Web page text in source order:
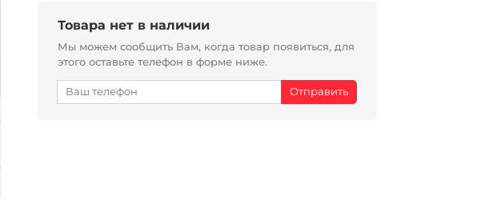
Товара нет в наличии
Мы можем сообщить Вам, когда товар появиться, для
этого оставьте телефон в форме ниже.